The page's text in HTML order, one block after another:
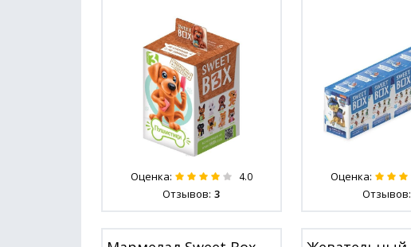
Оценка: 4.0
Отзывов: 3
Оценка:
Отзывов: